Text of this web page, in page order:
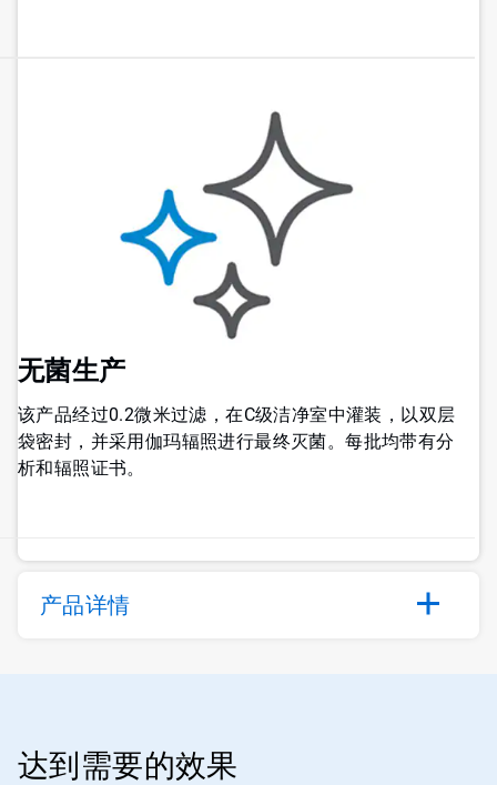
无菌生产
该产品经过0.2微米过滤，在C级洁净室中灌装，以双层
袋密封，并采用伽玛辐照进行最终灭菌。每批均带有分
析和辐照证书。
产品详情
达到需要的效果